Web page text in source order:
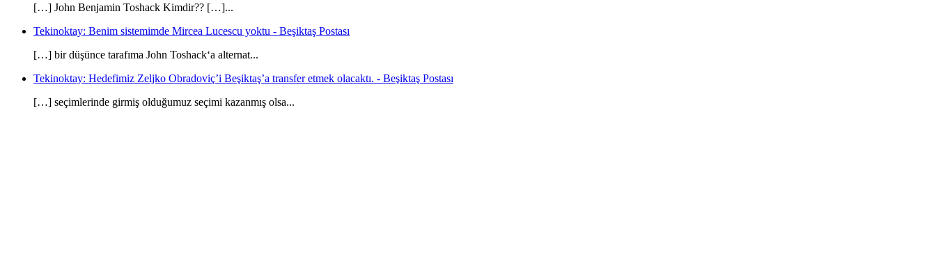
[…] John Benjamin Toshack Kimdir?? […]...
Tekinoktay: Benim sistemimde Mircea Lucescu yoktu - Beşiktaş Postası
[…] bir düşünce tarafıma John Toshack‘a alternat...
Tekinoktay: Hedefimiz Zeljko Obradoviç’i Beşiktaş’a transfer etmek olacaktı. - Beşiktaş Postası
[…] seçimlerinde girmiş olduğumuz seçimi kazanmış olsa...